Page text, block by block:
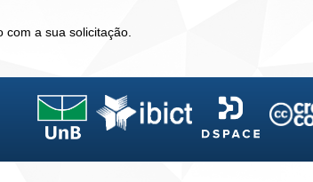
a sua solicitação.